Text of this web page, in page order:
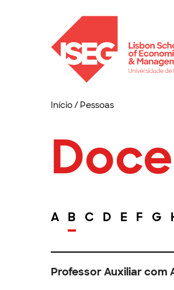
Início/ Pessoas
A B C D E F G
Professor Auxiliar com